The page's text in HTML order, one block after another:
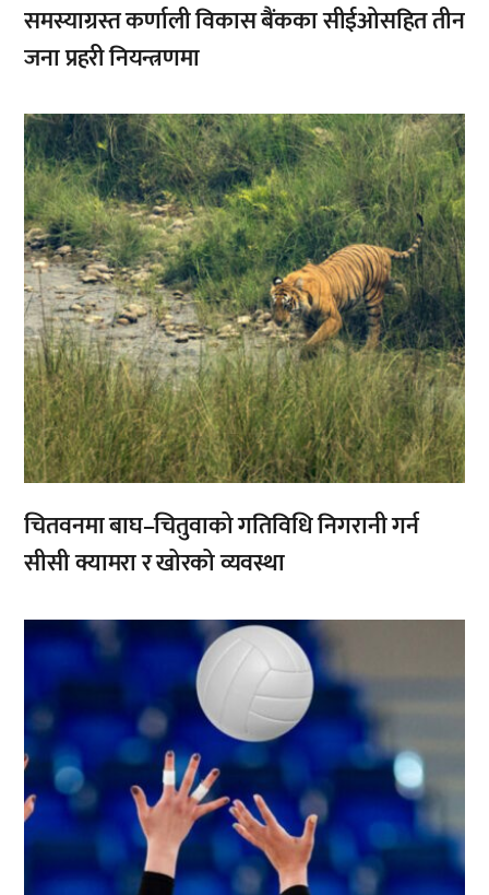
समस्याग्रस्त कर्णाली विकास बैंकका सीईओसहित तीन
जना प्रहरी नियन्त्रणमा
,
चितवनमा बाघ–चितुवाको गतिविधि निगरानी गर्न
सीसी क्यामरा र खोरको व्यवस्था
,